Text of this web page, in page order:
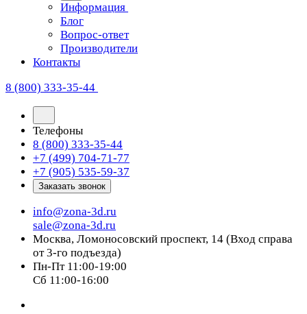
Информация
Блог
Вопрос-ответ
Производители
Контакты
8 (800) 333-35-44
Телефоны
8 (800) 333-35-44
+7 (499) 704-71-77
+7 (905) 535-59-37
Заказать звонок
info@zona-3d.ru
sale@zona-3d.ru
Москва, Ломоносовский проспект, 14 (Вход справа
от 3-го подъезда)
Пн-Пт 11:00-19:00
Сб 11:00-16:00